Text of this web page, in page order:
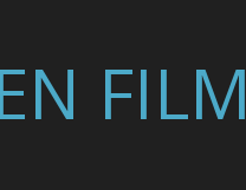
FILM